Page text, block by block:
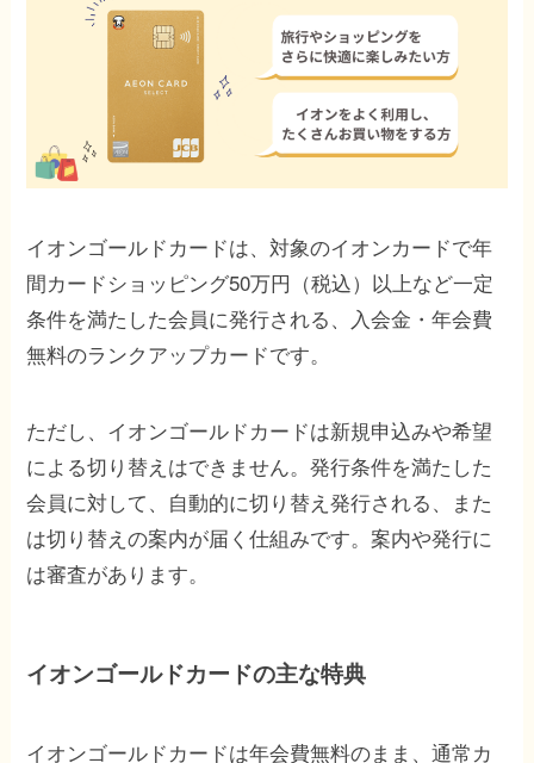
イオンゴールドカードは、対象のイオンカードで年
間カードショッピング50万円（税込）以上など一定
条件を満たした会員に発行される、入会金・年会費
無料のランクアップカードです。
ただし、イオンゴールドカードは新規申込みや希望
による切り替えはできません。発行条件を満たした
会員に対して、自動的に切り替え発行される、また
は切り替えの案内が届く仕組みです。案内や発行に
は審査があります。
イオンゴールドカードの主な特典
イオンゴールドカードは年会費無料のまま、通常カ